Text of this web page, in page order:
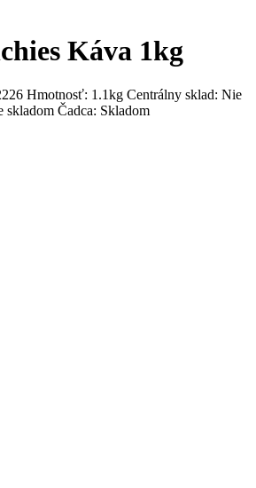
Káva 1kg
Hmotnosť: 1.1kg Centrálny sklad: Nie
skladom Čadca: Skladom